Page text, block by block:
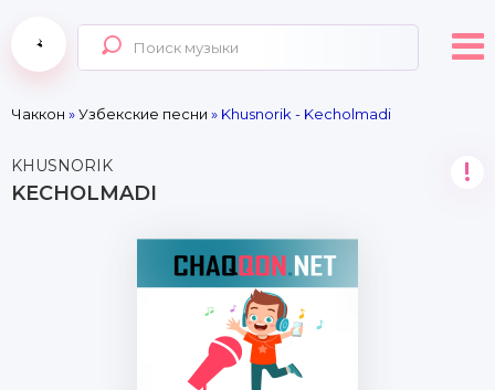
Чаккон »Узбекские песни » Khusnorik - Kecholmadi
KHUSNORIK
KECHOLMADI
!